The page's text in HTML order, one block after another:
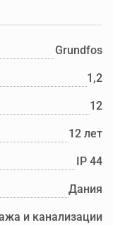
Grundfos
1,2
12
12 лет
IP 44
Дания
и канализации